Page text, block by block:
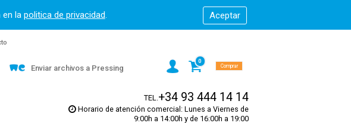
en la politica de privacidad.
Enviar archivos a Pressing
0
Comprar
TEL.+34 93 444 14 14
Horario de atención comercial: Lunes a Viernes de
9:00h a 14:00h y de 16:00h a 19:00